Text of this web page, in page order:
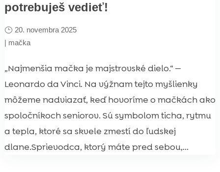
potrebuješ vedieť!
20. novembra 2025
| mačka
„Najmenšia mačka je majstrovské dielo.“ —
Leonardo da Vinci. Na výžnam tejto myšlienky
môžeme nadviazať, keď hovoríme o mačkách ako
spoločníkoch seniorov. Sú symbolom ticha, rytmu
a tepla, ktoré sa skvele zmestí do ľudskej
dlane.Sprievodca, ktorý máte pred sebou,...